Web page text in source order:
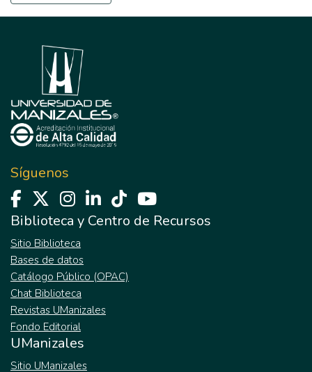
Síguenos
Biblioteca y Centro de Recursos
Sitio Biblioteca
Bases de datos
Catálogo Público (OPAC)
Chat Biblioteca
Revistas UManizales
Fondo Editorial
UManizales
Sitio UManizales